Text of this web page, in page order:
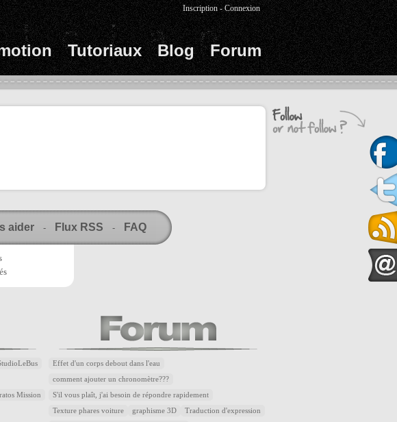
Tutoriaux Blog Forum
Inscription -Connexion
aider - Flux RSS - FAQ
Mission
Effet d'un corps debout dans l'eau
comment ajouter un chronomètre???
S'il vous plaît, j'ai besoin de répondre rapidement
Texture phares voiture graphisme 3D Traduction d'expression